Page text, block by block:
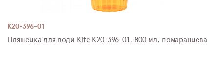
K20-396-01
Пляшечка для води Kite K20-396-01, 800 мл, помаранчева